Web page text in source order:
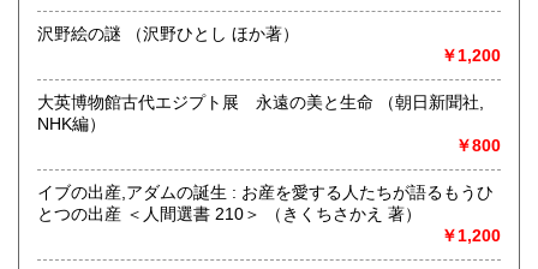
沢野絵の謎 （沢野ひとし ほか著）
￥1,200
大英博物館古代エジプト展 永遠の美と生命 （朝日新聞社,
NHK編）
￥800
イブの出産,アダムの誕生 : お産を愛する人たちが語るもうひ
とつの出産 ＜人間選書 210＞ （きくちさかえ 著）
￥1,200